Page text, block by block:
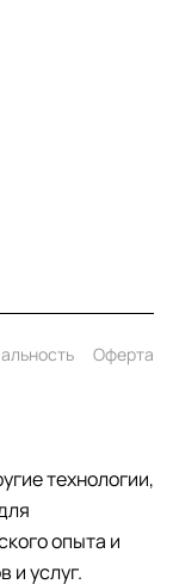
Оферта
технологии,
опыта и
и услуг.